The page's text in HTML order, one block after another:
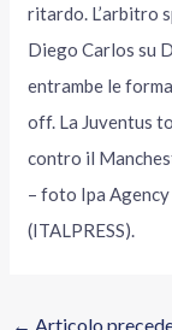
ritardo. L’arbitro
Diego Carlos su
entrambe le
off. La Juventus
contro il
– foto Ipa Agency
(ITALPRESS).
← Articolo